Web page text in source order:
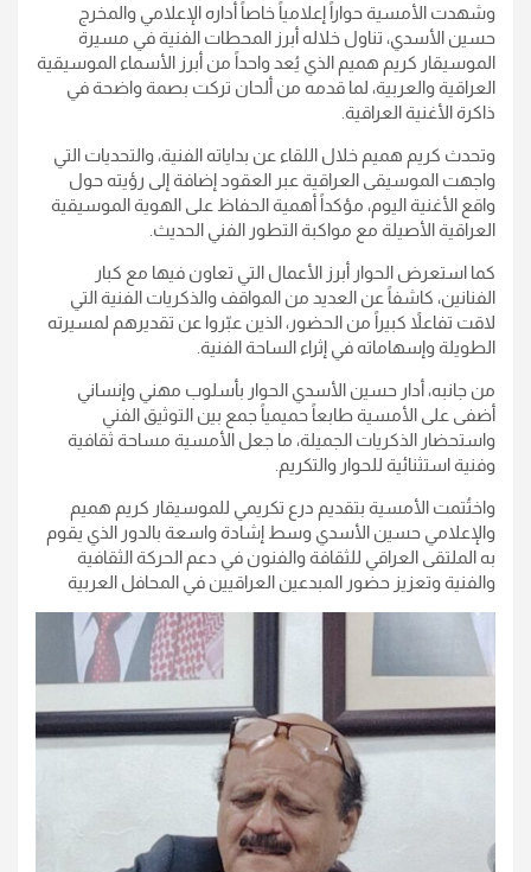
وشهدت الأمسية حواراً إعلامياً خاصاً أداره الإعلامي والمخرج
حسين الأسدي، تناول خلاله أبرز المحطات الفنية في مسيرة
الموسيقار كريم هميم الذي يُعد واحداً من أبرز الأسماء الموسيقية
العراقية والعربية، لما قدمه من ألحان تركت بصمة واضحة في
ذاكرة الأغنية العراقية.
وتحدث كريم هميم خلال اللقاء عن بداياته الفنية، والتحديات التي
واجهت الموسيقى العراقية عبر العقود إضافة إلى رؤيته حول
واقع الأغنية اليوم، مؤكداً أهمية الحفاظ على الهوية الموسيقية
العراقية الأصيلة مع مواكبة التطور الفني الحديث.
كما استعرض الحوار أبرز الأعمال التي تعاون فيها مع كبار
الفنانين، كاشفاً عن العديد من المواقف والذكريات الفنية التي
لاقت تفاعلاً كبيراً من الحضور، الذين عبّروا عن تقديرهم لمسيرته
الطويلة وإسهاماته في إثراء الساحة الفنية.
من جانبه، أدار حسين الأسدي الحوار بأسلوب مهني وإنساني
أضفى على الأمسية طابعاً حميمياً جمع بين التوثيق الفني
واستحضار الذكريات الجميلة، ما جعل الأمسية مساحة ثقافية
وفنية استثنائية للحوار والتكريم.
واختُتمت الأمسية بتقديم درع تكريمي للموسيقار كريم هميم
والإعلامي حسين الأسدي وسط إشادة واسعة بالدور الذي يقوم
به الملتقى العراقي للثقافة والفنون في دعم الحركة الثقافية
والفنية وتعزيز حضور المبدعين العراقيين في المحافل العربية